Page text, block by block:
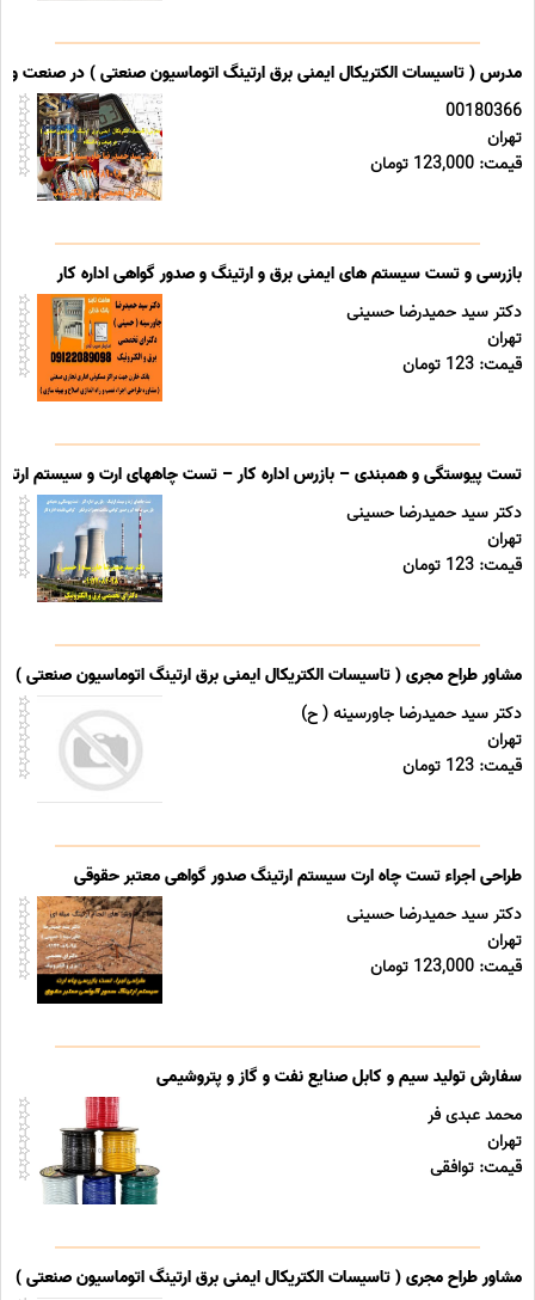
مدرس ( تاسیسات الکتریکال ایمنی برق ارتینگ اتوماسیون صنعتی ) در صنعت و
00180366
تهران
قیمت: 123,000 تومان
بازرسی و تست سیستم های ایمنی برق و ارتینگ و صدور گواهی اداره کار
دکتر سید حمیدرضا حسینی
تهران
قیمت: 123 تومان
تست پیوستگی و همبندی – بازرس اداره کار – تست چاههای ارت و سیستم
دکتر سید حمیدرضا حسینی
تهران
قیمت: 123 تومان
مشاور طراح مجری ( تاسیسات الکتریکال ایمنی برق ارتینگ اتوماسیون صنعتی )
دکتر سید حمیدرضا جاورسینه ( ح)
تهران
قیمت: 123 تومان
طراحی اجراء تست چاه ارت سیستم ارتینگ صدور گواهی معتبر حقوقی
دکتر سید حمیدرضا حسینی
تهران
قیمت: 123,000 تومان
سفارش تولید سیم و کابل صنایع نفت و گاز و پتروشیمی
محمد عبدی فر
تهران
قیمت: توافقی
مشاور طراح مجری ( تاسیسات الکتریکال ایمنی برق ارتینگ اتوماسیون صنعتی )